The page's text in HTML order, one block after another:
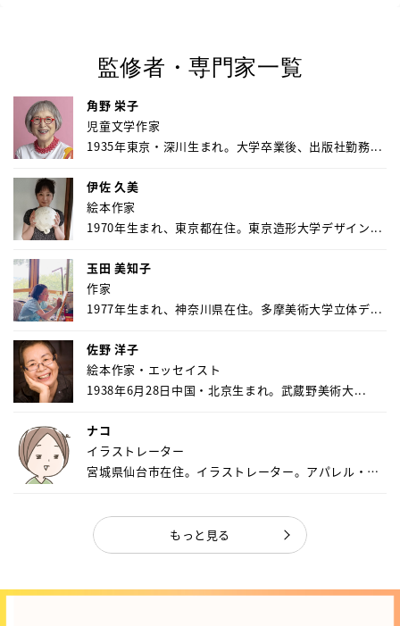
監修者・専門家一覧
角野 栄子
児童文学作家
1935年東京・深川生まれ。大学卒業後、出版社勤務...
伊佐 久美
絵本作家
1970年生まれ、東京都在住。東京造形大学デザイン...
玉田 美知子
作家
1977年生まれ、神奈川県在住。多摩美術大学立体デ...
佐野 洋子
絵本作家・エッセイスト
1938年6月28日中国・北京生まれ。武蔵野美術大...
ナコ
イラストレーター
宮城県仙台市在住。イラストレーター。アパレル・キ
もっと見る